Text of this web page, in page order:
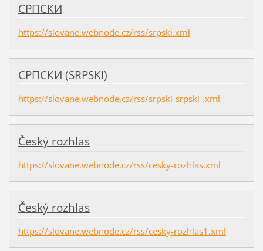
СРПСКИ
https://slovane.webnode.cz/rss/srpski.xml
СРПСКИ (SRPSKI)
https://slovane.webnode.cz/rss/srpski-srpski-.xml
Český rozhlas
https://slovane.webnode.cz/rss/cesky-rozhlas.xml
Český rozhlas
https://slovane.webnode.cz/rss/cesky-rozhlas1.xml